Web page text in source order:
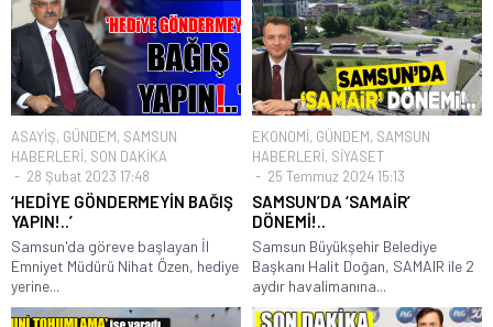
ASAYİŞ, GÜNDEM, SAMSUN
HABERLERİ, SON DAKİKA
28 Şubat 2023 17:48
‘HEDİYE GÖNDERMEYİN BAĞIŞ
YAPIN!..’
Samsun'da göreve başlayan İl
Emniyet Müdürü Nihat Özen, hediye
yerine...
EKONOMİ, GÜNDEM, SAMSUN
HABERLERİ, SİYASET
25 Temmuz 2024 15:13
SAMSUN’DA ‘SAMAİR’
DÖNEMİ!..
Samsun Büyükşehir Belediye
Başkanı Halit Doğan, SAMAIR ile 2
aydır havalimanına...